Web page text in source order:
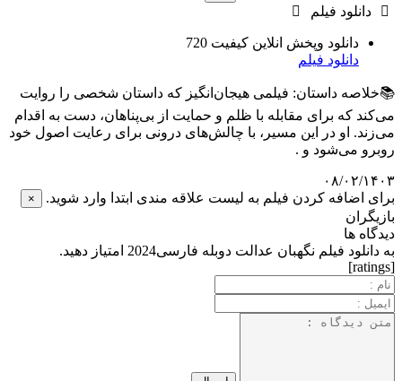
دانلود فیلم
دانلود وپخش انلاین کیفیت 720
دانلود فیلم
📚خلاصه داستان: فیلمی هیجان‌انگیز که داستان شخصی را روایت
می‌کند که برای مقابله با ظلم و حمایت از بی‌پناهان، دست به اقدام
می‌زند. او در این مسیر، با چالش‌های درونی برای رعایت اصول خود
روبرو می‌شود و .
۰۸/۰۲/۱۴۰۳
برای اضافه کردن فیلم به لیست علاقه مندی ابتدا وارد شوید.
×
بازیگران
دیدگاه ها
به دانلود فیلم نگهبان عدالت دوبله فارسی2024 امتیاز دهید.
[ratings]